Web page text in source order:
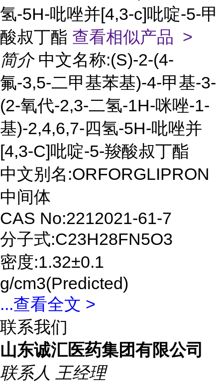
氢-5H-吡唑并[4,3-c]吡啶-5-甲
酸叔丁酯 查看相似产品 >
简介 中文名称:(S)-2-(4-
氟-3,5-二甲基苯基)-4-甲基-3-
(2-氧代-2,3-二氢-1H-咪唑-1-
基)-2,4,6,7-四氢-5H-吡唑并
[4,3-C]吡啶-5-羧酸叔丁酯
中文别名:ORFORGLIPRON
中间体
CAS No:2212021-61-7
分子式:C23H28FN5O3
密度:1.32±0.1
g/cm3(Predicted)
...查看全文 >
联系我们
山东诚汇医药集团有限公司
联系人 王经理